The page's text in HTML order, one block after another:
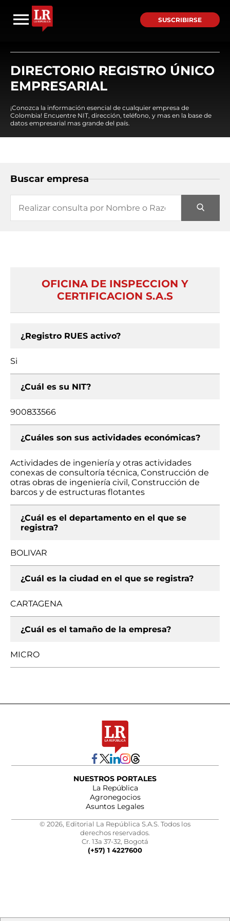
SUSCRIBIRSE
DIRECTORIO REGISTRO ÚNICO
EMPRESARIAL
¡Conozca la información esencial de cualquier empresa de
Colombia! Encuentre NIT, dirección, teléfono, y mas en la base de
datos empresarial mas grande del país.
Buscar empresa
OFICINA DE INSPECCION Y
CERTIFICACION S.A.S
¿Registro RUES activo?
Si
¿Cuál es su NIT?
900833566
¿Cuáles son sus actividades económicas?
Actividades de ingeniería y otras actividades
conexas de consultoría técnica, Construcción de
otras obras de ingeniería civil, Construcción de
barcos y de estructuras flotantes
¿Cuál es el departamento en el que se
registra?
BOLIVAR
¿Cuál es la ciudad en el que se registra?
CARTAGENA
¿Cuál es el tamaño de la empresa?
MICRO
NUESTROS PORTALES
La República
Agronegocios
Asuntos Legales
© 2026, Editorial La República S.A.S. Todos los
derechos reservados.
Cr. 13a 37-32, Bogotá
(+57) 1 4227600